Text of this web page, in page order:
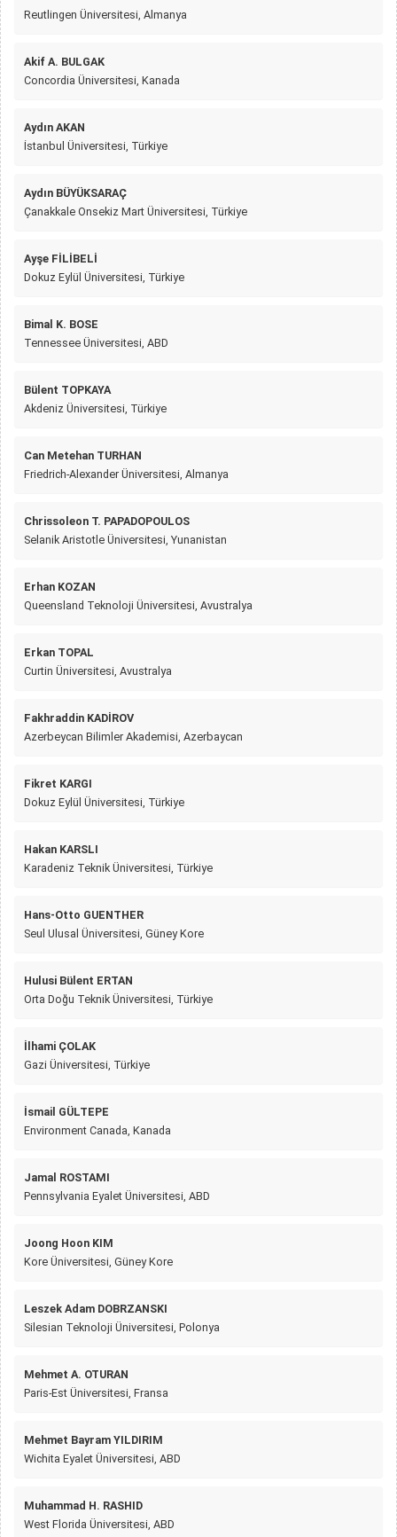
Reutlingen Üniversitesi, Almanya
Akif A. BULGAK
Concordia Üniversitesi, Kanada
Aydın AKAN
İstanbul Üniversitesi, Türkiye
Aydın BÜYÜKSARAÇ
Çanakkale Onsekiz Mart Üniversitesi, Türkiye
Ayşe FİLİBELİ
Dokuz Eylül Üniversitesi, Türkiye
Bimal K. BOSE
Tennessee Üniversitesi, ABD
Bülent TOPKAYA
Akdeniz Üniversitesi, Türkiye
Can Metehan TURHAN
Friedrich-Alexander Üniversitesi, Almanya
Chrissoleon T. PAPADOPOULOS
Selanik Aristotle Üniversitesi, Yunanistan
Erhan KOZAN
Queensland Teknoloji Üniversitesi, Avustralya
Erkan TOPAL
Curtin Üniversitesi, Avustralya
Fakhraddin KADİROV
Azerbeycan Bilimler Akademisi, Azerbaycan
Fikret KARGI
Dokuz Eylül Üniversitesi, Türkiye
Hakan KARSLI
Karadeniz Teknik Üniversitesi, Türkiye
Hans-Otto GUENTHER
Seul Ulusal Üniversitesi, Güney Kore
Hulusi Bülent ERTAN
Orta Doğu Teknik Üniversitesi, Türkiye
İlhami ÇOLAK
Gazi Üniversitesi, Türkiye
İsmail GÜLTEPE
Environment Canada, Kanada
Jamal ROSTAMI
Pennsylvania Eyalet Üniversitesi, ABD
Joong Hoon KIM
Kore Üniversitesi, Güney Kore
Leszek Adam DOBRZANSKI
Silesian Teknoloji Üniversitesi, Polonya
Mehmet A. OTURAN
Paris-Est Üniversitesi, Fransa
Mehmet Bayram YILDIRIM
Wichita Eyalet Üniversitesi, ABD
Muhammad H. RASHID
West Florida Üniversitesi, ABD